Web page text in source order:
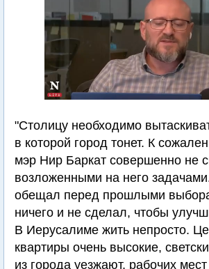
"Столицу необходимо
в которой город тонет. К
мэр Нир Баркат совершенно не
возложенными на него
обещал перед прошлыми
ничего и не сделал, чтобы
В Иерусалиме жить непросто.
квартиры очень высокие,
из города уезжают, рабочих